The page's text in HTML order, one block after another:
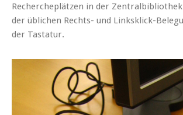
Rechercheplätzen in der
der üblichen Rechts- und Linksklick-
der Tastatur.